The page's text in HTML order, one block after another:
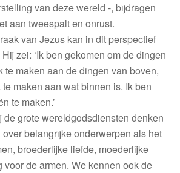
van deze wereld -, bijdragen
aan tweespalt en onrust.
van Jezus kan in dit perspectief
zei: ‘Ik ben gekomen om de dingen
te maken aan de dingen van boven,
maken aan wat binnen is. Ik ben
te maken.’
de grote wereldgodsdiensten denken
belangrijke onderwerpen als het
broederlijke liefde, moederlijke
voor de armen. We kennen ook de